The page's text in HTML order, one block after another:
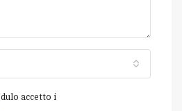
accetto i